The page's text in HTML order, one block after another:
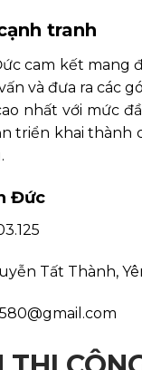
tranh
cam kết mang
và đưa ra các
nhất với mức
triển khai thành
Đức
Tất Thành,